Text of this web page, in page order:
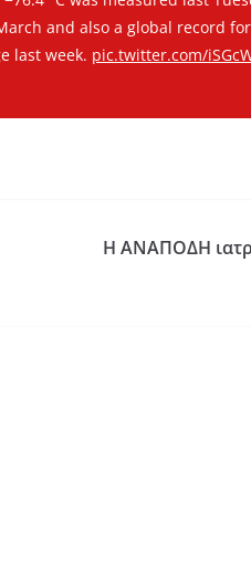
and also a global record
last week. pic.twitter.com/
Η ΑΝΑΠΟΔΗ